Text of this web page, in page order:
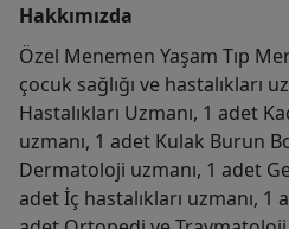
Hakkımızda
Özel Menemen Yaşam Tıp
çocuk sağlığı ve hastalıkları
Hastalıkları Uzmanı, 1 adet
uzmanı, 1 adet Kulak Burun
Dermatoloji uzmanı, 1 adet
adet İç hastalıkları uzmanı, 1